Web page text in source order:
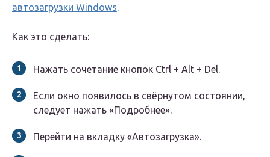
автозагрузки Windows.
Как это сделать:
Нажать сочетание кнопок Ctrl + Alt + Del.
Если окно появилось в свёрнутом состоянии,
следует нажать «Подробнее».
Перейти на вкладку «Автозагрузка».